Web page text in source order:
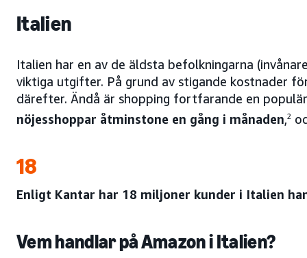
Italien
Italien har en av de äldsta befolkningarna
viktiga utgifter. På grund av stigande kostnader
därefter. Ändå är shopping fortfarande en
nöjesshoppar åtminstone en gång i månaden,2
18
Enligt Kantar har 18 miljoner kunder i Italien
Vem handlar på Amazon i Italien?